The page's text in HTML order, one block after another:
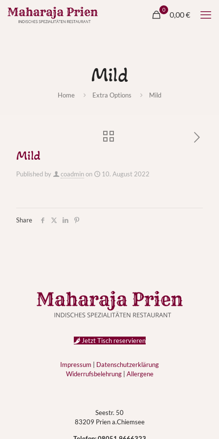
0
0,00 €
Mild
Home Extra Options Mild
Mild
Published by coadminon 10. August 2022
Share
Jetzt Tisch reservieren
Impressum
Datenschutzerklärung
Widerrufsbelehrung| Allergene
Seestr. 50
83209 Prien a.Chiemsee